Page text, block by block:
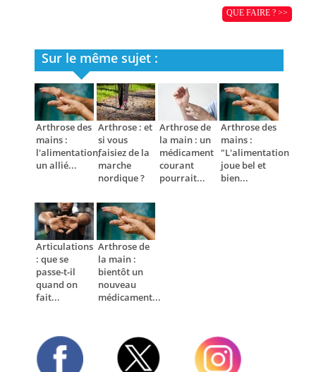
QUE FAIRE ? >>
Sur le même sujet :
Arthrose des
mains :
l'alimentation,
un allié...
Arthrose : et
si vous
faisiez de la
marche
nordique ?
Arthrose de
la main : un
médicament
courant
pourrait...
Arthrose des
mains :
"L'alimentation
joue bel et
bien...
Articulations
: que se
passe-t-il
quand on
fait...
Arthrose de
la main :
bientôt un
nouveau
médicament...